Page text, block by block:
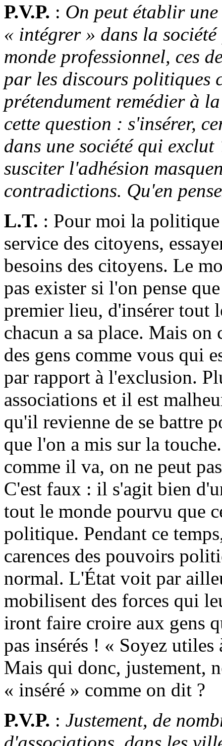
P.V.P. : On peut établir
« intégrer » dans la
monde professionnel, ces
par les discours politiques
prétendument remédier à
cette question : s'insérer,
dans une société qui
susciter l'adhésion
contradictions. Qu'en
L.T. : Pour moi la
service des citoyens,
besoins des citoyens. Le
pas exister si l'on pense
premier lieu, d'insérer tout
chacun a sa place. Mais
des gens comme vous qui
par rapport à l'exclusion.
associations et il est
qu'il revienne de se battre
que l'on a mis sur la
comme il va, on ne peut
C'est faux : il s'agit bien
tout le monde pourvu que
politique. Pendant ce
carences des pouvoirs
normal. L'État voit par
mobilisent des forces qui
iront faire croire aux gens
pas insérés ! « Soyez
Mais qui donc, justement,
« inséré » comme on dit ?
P.V.P. : Justement, de